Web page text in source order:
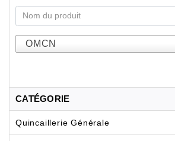
OMCN
CATÉGORIE
Quincaillerie Générale